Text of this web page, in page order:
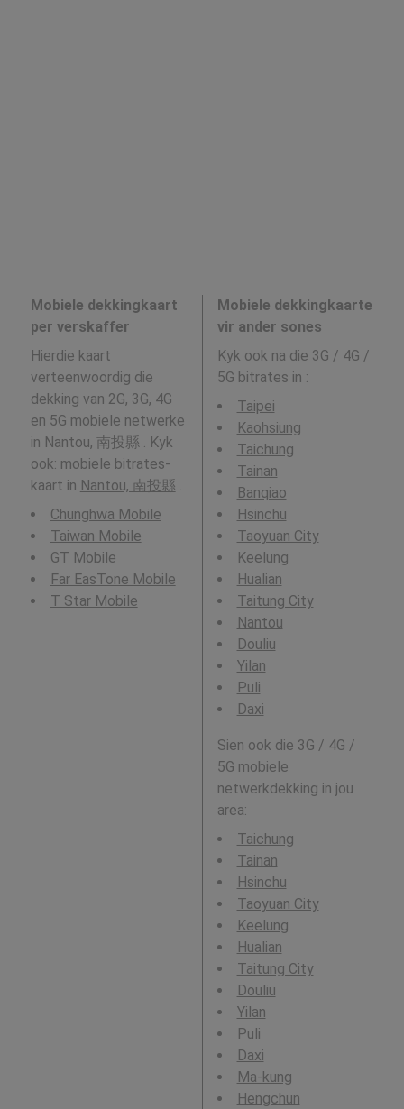
Mobiele dekkingkaart
per verskaffer
Hierdie kaart
verteenwoordig die
dekking van 2G, 3G, 4G
en 5G mobiele netwerke
in Nantou, 南投縣 . Kyk
ook: mobiele bitrates-
kaart in Nantou, 南投縣
Chunghwa Mobile
Taiwan Mobile
GT Mobile
Far EasTone Mobile
T Star Mobile
Mobiele dekkingkaarte
vir ander sones
Kyk ook na die 3G / 4G /
5G bitrates in :
Taipei
Kaohsiung
Taichung
Tainan
Banqiao
Hsinchu
Taoyuan City
Keelung
Hualian
Taitung City
Nantou
Douliu
Yilan
Puli
Daxi
Sien ook die 3G / 4G /
5G mobiele
netwerkdekking in jou
area:
Taichung
Tainan
Hsinchu
Taoyuan City
Keelung
Hualian
Taitung City
Douliu
Yilan
Puli
Daxi
Ma-kung
Hengchun